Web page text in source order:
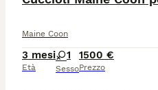
crescono con noi in
bambini. Sono sempre tutti
microchip, vaccinazioni
genetiche.
Test HCM, PKD, PKDef,
genitori sempre visibili.
Maine Coon
3 mesi
Età
1
Sesso
1500 €
Prezzo